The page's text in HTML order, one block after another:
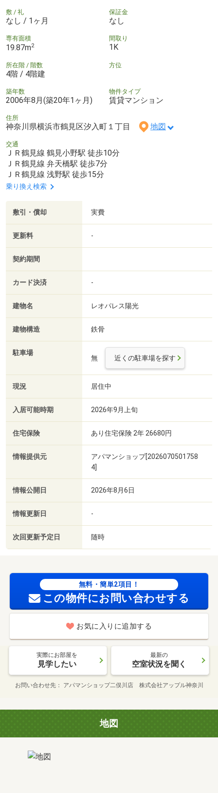
敷 / 礼
なし / 1ヶ月
保証金
なし
専有面積
19.87m2
間取り
1K
所在階 / 階数
4階 / 4階建
方位
築年数
2006年8月(築20年1ヶ月)
物件タイプ
賃貸マンション
住所
神奈川県横浜市鶴見区汐入町１丁目 地図
交通
ＪＲ鶴見線 鶴見小野駅 徒歩10分
ＪＲ鶴見線 弁天橋駅 徒歩7分
ＪＲ鶴見線 浅野駅 徒歩15分
乗り換え検索
敷引・償却 実費
更新料 -
契約期間
カード決済 -
建物名 レオパレス陽光
建物構造 鉄骨
駐車場
無 近くの駐車場を探す
現況 居住中
入居可能時期 2026年9月上旬
住宅保険 あり住宅保険 2年 26680円
情報提供元
アパマンショップ[2026070501758
4]
情報公開日 2026年8月6日
情報更新日 -
次回更新予定日 随時
無料・簡単2項目！
この物件にお問い合わせする
お気に入りに追加する
実際にお部屋を
見学したい
最新の
空室状況を聞く
お問い合わせ先 アパマンショップ二俣川店 株式会社アップル神奈川
地図